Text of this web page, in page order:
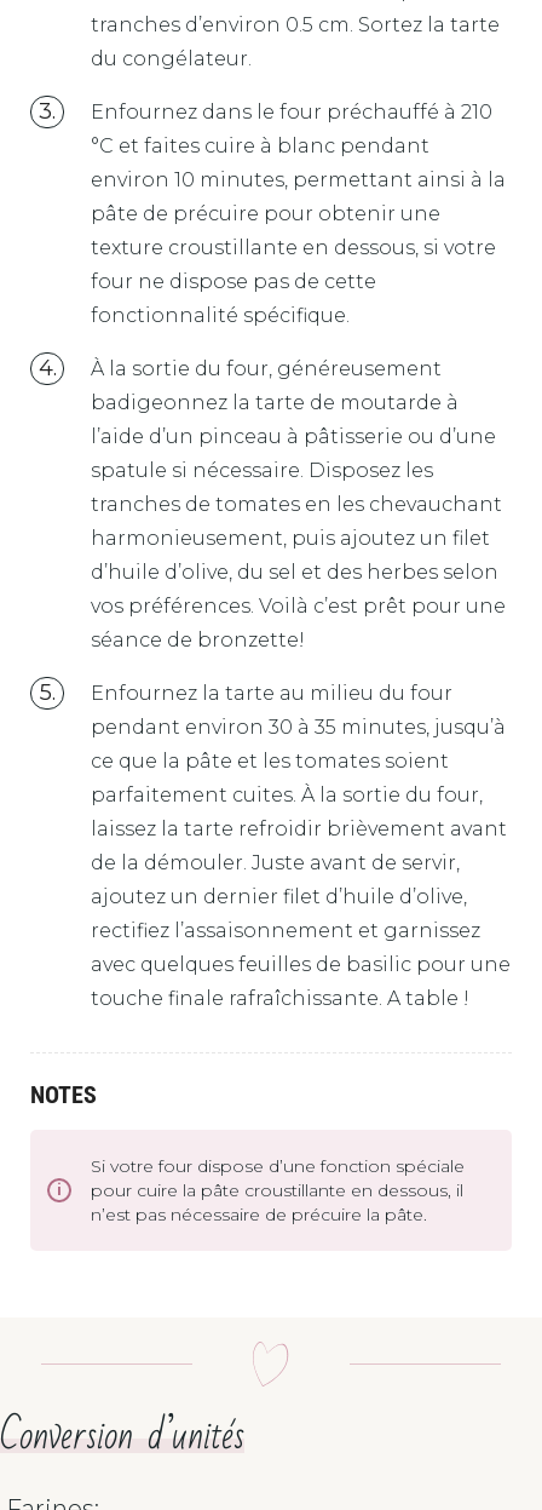
tranches d’environ 0.5 cm. Sortez la tarte
du congélateur.
Enfournez dans le four préchauffé à 210
°C et faites cuire à blanc pendant
environ 10 minutes, permettant ainsi à la
pâte de précuire pour obtenir une
texture croustillante en dessous, si votre
four ne dispose pas de cette
fonctionnalité spécifique.
À la sortie du four, généreusement
badigeonnez la tarte de moutarde à
l’aide d’un pinceau à pâtisserie ou d’une
spatule si nécessaire. Disposez les
tranches de tomates en les chevauchant
harmonieusement, puis ajoutez un filet
d’huile d’olive, du sel et des herbes selon
vos préférences. Voilà c’est prêt pour une
séance de bronzette!
Enfournez la tarte au milieu du four
pendant environ 30 à 35 minutes, jusqu’à
ce que la pâte et les tomates soient
parfaitement cuites. À la sortie du four,
laissez la tarte refroidir brièvement avant
de la démouler. Juste avant de servir,
ajoutez un dernier filet d’huile d’olive,
rectifiez l’assaisonnement et garnissez
avec quelques feuilles de basilic pour une
touche finale rafraîchissante. A table !
NOTES
Si votre four dispose d’une fonction spéciale
pour cuire la pâte croustillante en dessous, il
n’est pas nécessaire de précuire la pâte.
Conversion d’unités